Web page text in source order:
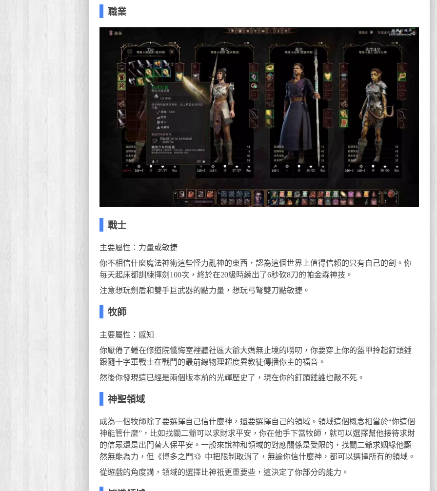
職業
戰士
主要屬性：力量或敏捷
你不相信什麼魔法神術這些怪力亂神的東西，認為這個世界上值得信賴的只有自己的劍。你
每天起床都訓練揮劍100次，終於在20級時練出了6秒砍8刀的帕金森神技。
注意想玩劍盾和雙手巨武器的點力量，想玩弓弩雙刀點敏捷。
牧師
主要屬性：感知
你厭倦了蜷在修道院懺悔室裡聽社區大爺大媽無止境的嘮叨，你要穿上你的盔甲拎起釘頭錘
跟隨十字軍戰士在戰鬥的最前線物理超度異教徒傳播你主的福音。
然後你發現這已經是兩個版本前的光輝歷史了，現在你的釘頭錘誰也敲不死。
神聖領域
成為一個牧師除了要選擇自己信什麼神，還要選擇自己的領域。領域這個概念相當於“你這個
神能管什麼”，比如找關二爺可以求財求平安，你在他手下當牧師，就可以選擇幫他接待求財
的信眾還是出門替人保平安。一般來說神和領域的對應關係是受限的，找關二爺求姻緣他顯
然無能為力，但《博多之門3》中把限制取消了，無論你信什麼神，都可以選擇所有的領域。
從遊戲的角度講，領域的選擇比神祇更重要些，這決定了你部分的能力。